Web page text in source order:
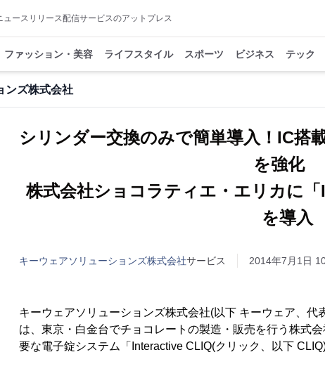
ュースリリース配信サービスのアットプレス
ファッション・美容 ライフスタイル スポーツ ビジネス テック
ンズ株式会社
シリンダー交換のみで簡単導入！IC搭
を強化
株式会社ショコラティエ・エリカに
を導入
キーウェアソリューションズ株式会社サービス 2014年7月1日
キーウェアソリューションズ株式会社(以下 キーウェア、
は、東京・白金台でチョコレートの製造・販売を行う株式
要な電子錠システム「Interactive CLIQ(クリック、以下